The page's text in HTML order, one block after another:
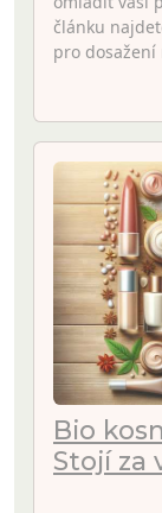
článku
pro
Bio
Stojí za